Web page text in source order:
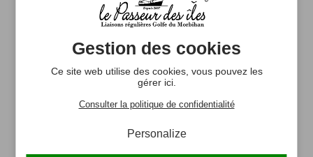
Rue du Général de Gaulle
56640 Arzon
Gestion des cookies
Ce site web utilise des cookies, vous pouvez les
gérer ici.
Consulter la politique de confidentialité
Personalize